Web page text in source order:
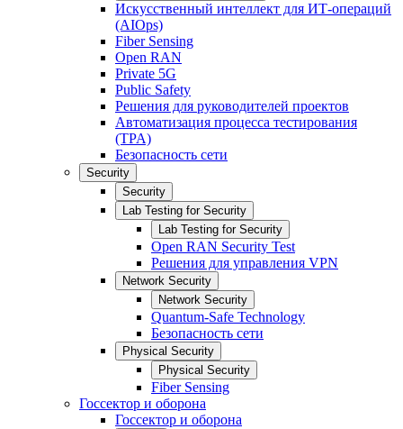
Искусственный интеллект для ИТ-операций
(AIOps)
Fiber Sensing
Open RAN
Private 5G
Public Safety
Решения для руководителей проектов
Автоматизация процесса тестирования
(TPA)
Безопасность сети
Security
Security
Lab Testing for Security
Lab Testing for Security
Open RAN Security Test
Решения для управления VPN
Network Security
Network Security
Quantum-Safe Technology
Безопасность сети
Physical Security
Physical Security
Fiber Sensing
Госсектор и оборона
Госсектор и оборона